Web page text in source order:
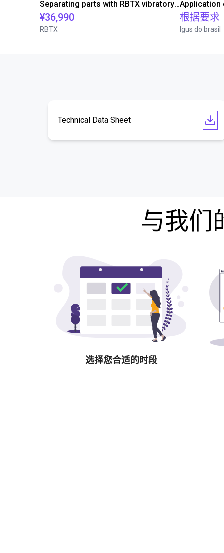
Separating parts with RBTX vibratory feeder
¥36,990
RBTX
Application
根据要求
Igus do brasil
Technical Data Sheet
与我们
选择您合适的时段